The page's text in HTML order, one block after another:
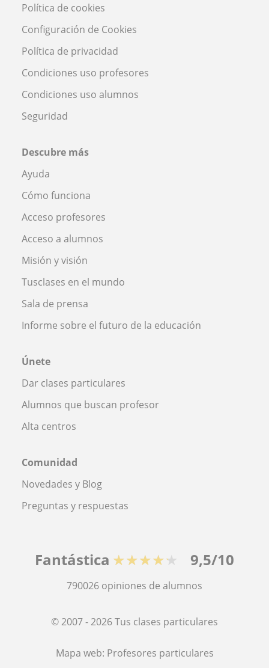
Política de cookies
Configuración de Cookies
Política de privacidad
Condiciones uso profesores
Condiciones uso alumnos
Seguridad
Descubre más
Ayuda
Cómo funciona
Acceso profesores
Acceso a alumnos
Misión y visión
Tusclases en el mundo
Sala de prensa
Informe sobre el futuro de la educación
Únete
Dar clases particulares
Alumnos que buscan profesor
Alta centros
Comunidad
Novedades y Blog
Preguntas y respuestas
Fantástica ★★★★★ 9,5/10
790026 opiniones de alumnos
© 2007 - 2026 Tus clases particulares
Mapa web: Profesores particulares